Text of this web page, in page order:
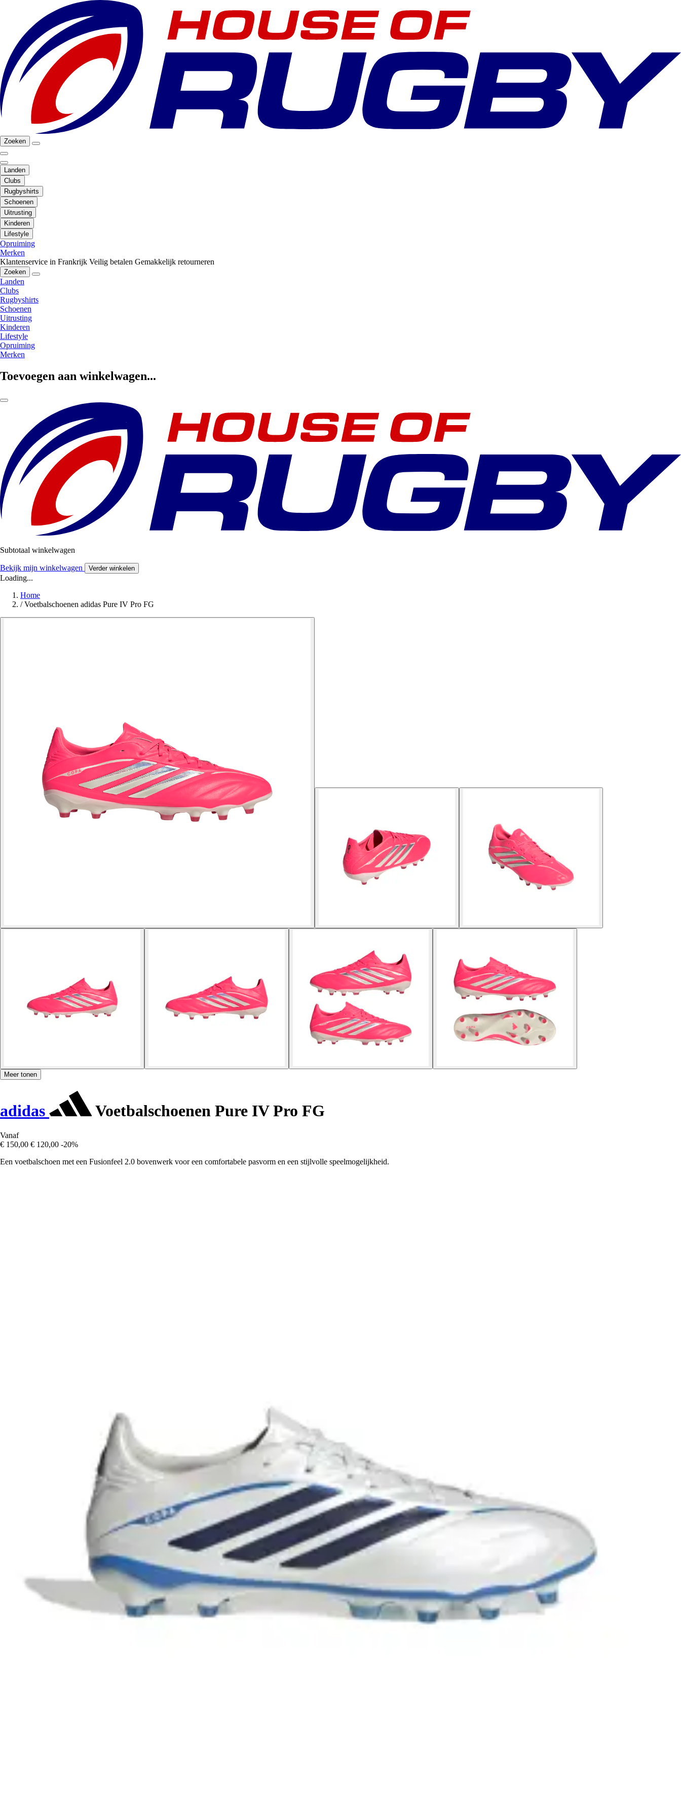
Zoeken
Landen
Clubs
Rugbyshirts
Schoenen
Uitrusting
Kinderen
Lifestyle
Opruiming
Merken
Klantenservice in Frankrijk Veilig betalen Gemakkelijk retourneren
Zoeken
Landen
Clubs
Rugbyshirts
Schoenen
Uitrusting
Kinderen
Lifestyle
Opruiming
Merken
Toevoegen aan winkelwagen...
Subtotaal winkelwagen
Bekijk mijn winkelwagen Verder winkelen
Loading...
Home
/ Voetbalschoenen adidas Pure IV Pro FG
Meer tonen
adidas Voetbalschoenen Pure IV Pro FG
Vanaf
€ 150,00 € 120,00 -20%
Een voetbalschoen met een Fusionfeel 2.0 bovenwerk voor een comfortabele pasvorm en een stijlvolle speelmogelijkheid.